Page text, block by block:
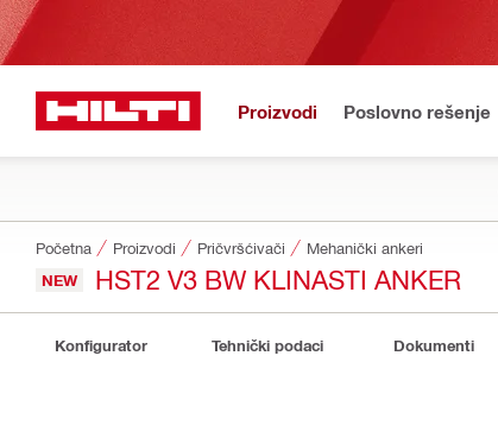
Proizvodi Poslovno rešenje
Početna Proizvodi Pričvršćivači Mehanički ankeri
NEW HST2 V3 BW KLINASTI ANKER
Konfigurator Tehnički podaci Dokumenti